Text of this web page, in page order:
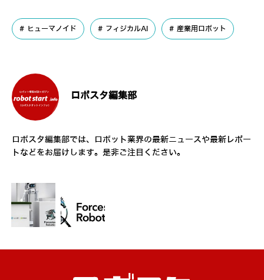
ヒューマノイド フィジカルAI 産業用ロボット
ロボスタ編集部
ロボスタ編集部では、ロボット業界の最新ニュースや最新レポー
トなどをお届けします。是非ご注目ください。